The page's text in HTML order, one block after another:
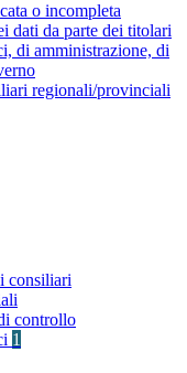
o incompleta
dati da parte dei titolari
di amministrazione, di
regionali/provinciali
consiliari
controllo
1